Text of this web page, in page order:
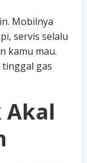
Mobilnya
servis selalu
kamu mau.
gas
Akal